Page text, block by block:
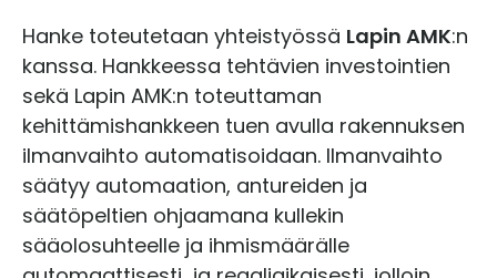
Hanke toteutetaan yhteistyössä Lapin AMK:n
kanssa. Hankkeessa tehtävien investointien
sekä Lapin AMK:n toteuttaman
kehittämishankkeen tuen avulla rakennuksen
ilmanvaihto automatisoidaan. Ilmanvaihto
säätyy automaation, antureiden ja
säätöpeltien ohjaamana kullekin
sääolosuhteelle ja ihmismäärälle